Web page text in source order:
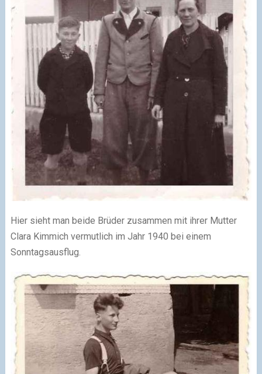
Hier sieht man beide Brüder zusammen mit ihrer Mutter
Clara Kimmich vermutlich im Jahr 1940 bei einem
Sonntagsausflug.